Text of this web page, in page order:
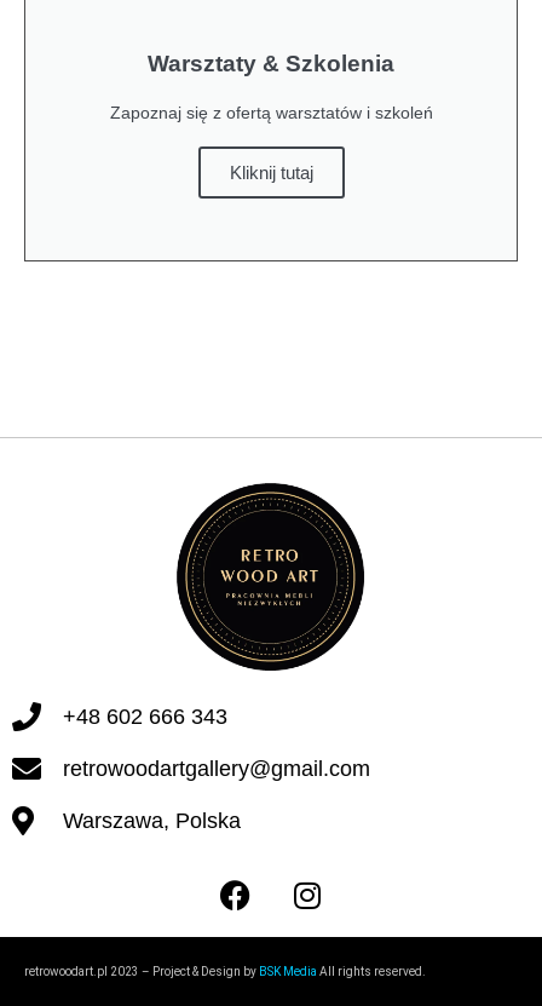
Warsztaty & Szkolenia
Zapoznaj się z ofertą warsztatów i szkoleń
Kliknij tutaj
+48 602 666 343
retrowoodartgallery@gmail.com
Warszawa, Polska
retrowoodart.pl 2023 – Project & Design by BSK Media All rights reserved.